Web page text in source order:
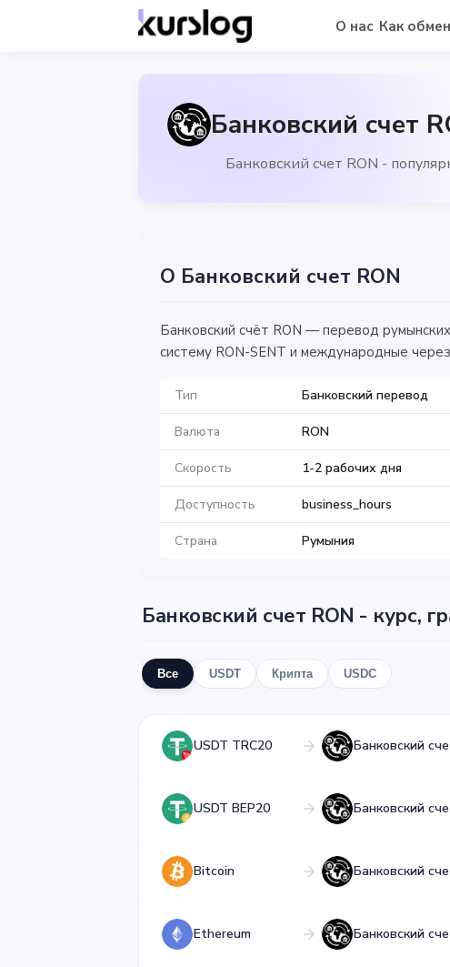
О нас Как
Банковский счет
Банковский счет RON -
О Банковский счет RON
Банковский счёт RON — перевод
систему RON-SENT и международные
Тип Банковский перевод
Валюта RON
Скорость 1-2 рабочих дня
Доступность business_hours
Страна Румыния
Банковский счет RON - курс,
Все USDT Крипта USDC
USDT TRC20 Банковский
USDT BEP20 Банковский
Bitcoin Банковский
Ethereum Банковский